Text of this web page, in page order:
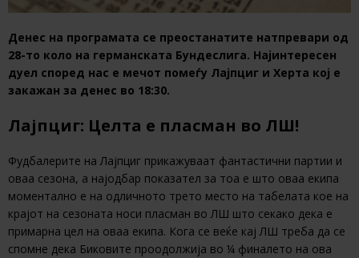
Денес на програмата се преостанатите натпревари од
28-то коло на германската Бундеслига. Најинтересен
дуел според нас е мечот помеѓу Лајпциг и Херта кој е
закажан за денес во 18:30.
Лајпциг: Целта е пласман во ЛШ!
Фудбалерите на Лајпциг прикажуваат фантастични партии и
оваа сезона, а најодбар показател за тоа е што оваа екипа
моментално е на одличното трето место на табелата кое на
крајот на сезоната носи пласман во ЛШ што секако дека е
примарна цел на оваа екипа. Кога се веќе кај ЛШ треба да се
спомне дека Биковите проодолжија во ¼ финалето на ова